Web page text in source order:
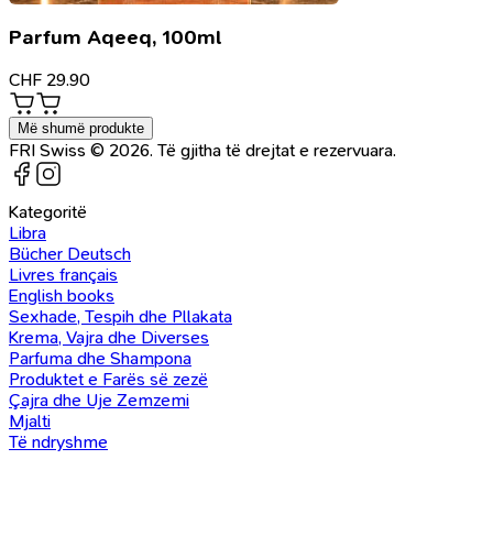
Parfum Aqeeq, 100ml
CHF 29.90
Më shumë produkte
FRI Swiss © 2026. Të gjitha të drejtat e rezervuara.
Kategoritë
Libra
Bücher Deutsch
Livres français
English books
Sexhade, Tespih dhe Pllakata
Krema, Vajra dhe Diverses
Parfuma dhe Shampona
Produktet e Farës së zezë
Çajra dhe Uje Zemzemi
Mjalti
Të ndryshme